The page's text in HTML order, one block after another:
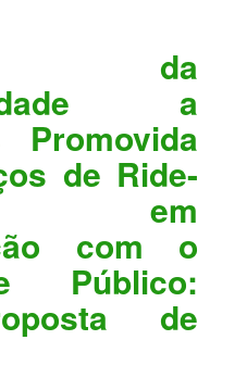
da
a
Promovida
de Ride-
em
com o
Público:
de